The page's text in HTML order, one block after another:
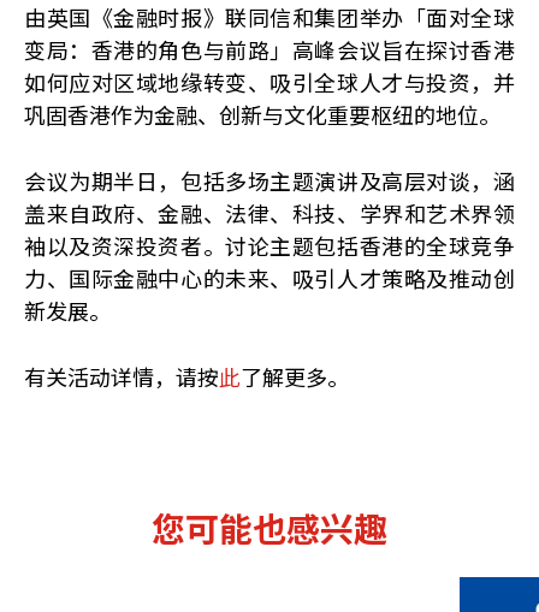
由英国《金融时报》联同信和集团举办「面对全球
变局：香港的角色与前路」高峰会议旨在探讨香港
如何应对区域地缘转变、吸引全球人才与投资，并
巩固香港作为金融、创新与文化重要枢纽的地位。
会议为期半日，包括多场主题演讲及高层对谈，涵
盖来自政府、金融、法律、科技、学界和艺术界领
袖以及资深投资者。讨论主题包括香港的全球竞争
力、国际金融中心的未来、吸引人才策略及推动创
新发展。
有关活动详情，请按此了解更多。
您可能也感兴趣